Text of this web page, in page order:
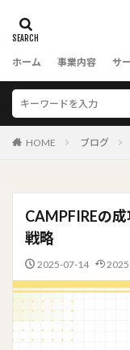
ホーム 事業内容 サ
HOME ブログ
CAMPFIREの
戦略
2025-07-14